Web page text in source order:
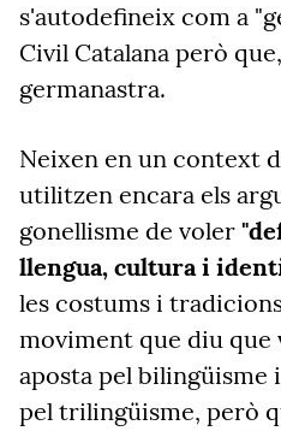
s'autodefineix com a
Civil Catalana però
germanastra.
Neixen en un context
utilitzen encara els
gonellisme de voler
llengua, cultura i
les costums i
moviment que diu que
aposta pel bilingüisme
pel trilingüisme, però